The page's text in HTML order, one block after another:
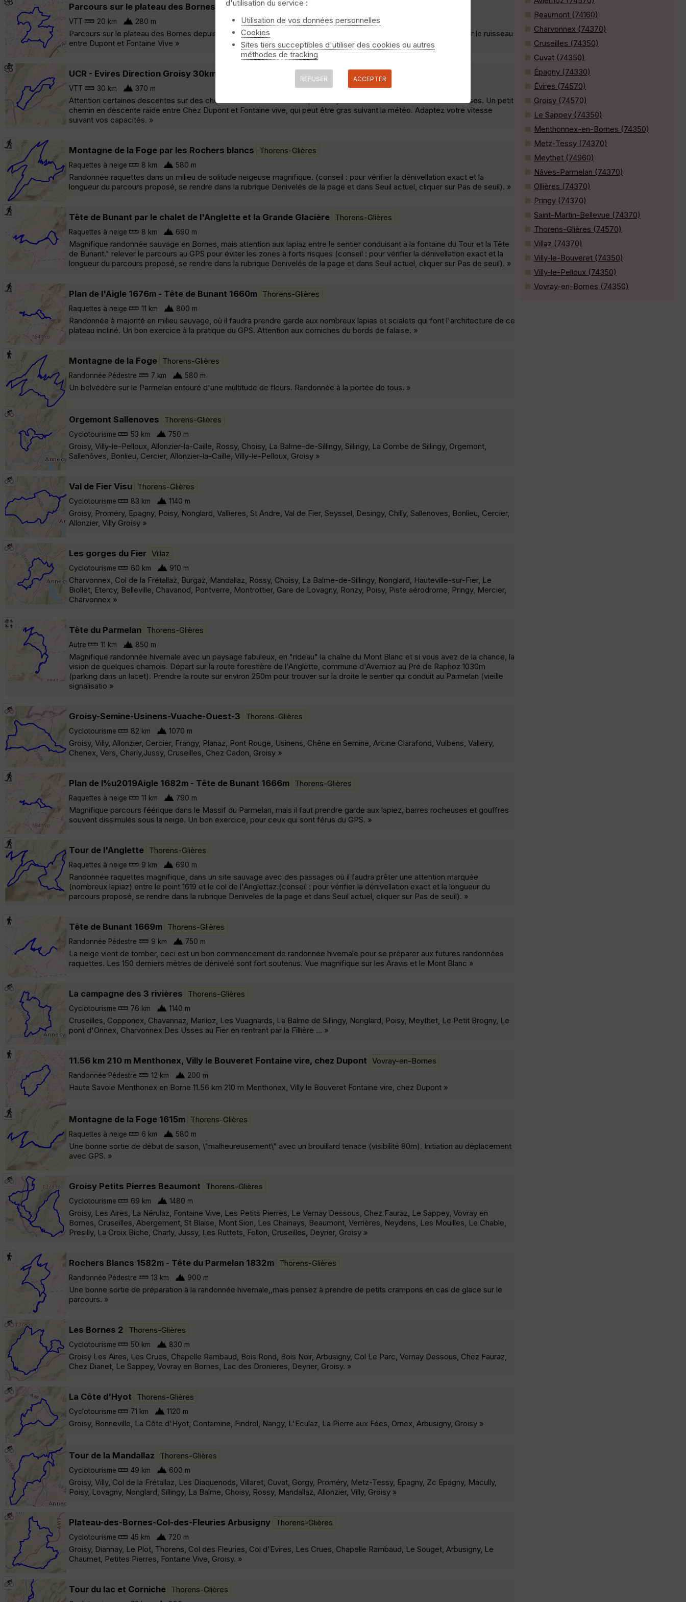
Parcours sur le plateau des Bornes depuis Evires Thorens-Glières
VTT 20 km 280 m
Parcours sur le plateau des Bornes depuis Evires. Assez roulant dans l%u2019ensemble. Une descente délicate sur le ruisseau
entre Dupont et Fontaine Vive »
UCR - Evires Direction Groisy 30km 400 D+
VTT 30 km 370 m
Attention certaines descentes sur des chemins 4x4 sont cassants après Villy le bouveret en descendant sur les Uses. Un petit
chemin en descente raide entre Chez Dupont et Fontaine vive, qui peut être gras suivant la météo. Adaptez votre vitesse
suivant vos capacités. »
Montagne de la Foge par les Rochers blancs Thorens-Glières
Raquettes à neige 8 km 580 m
Randonnée raquettes dans un milieu de solitude neigeuse magnifique. (conseil : pour vérifier la dénivellation exact et la
longueur du parcours proposé, se rendre dans la rubrique Denivelés de la page et dans Seuil actuel, cliquer sur Pas de seuil). »
Tête de Bunant par le chalet de l'Anglette et la Grande Glacière Thorens-Glières
Raquettes à neige 8 km 690 m
Magnifique randonnée sauvage en Bornes, mais attention aux lapiaz entre le sentier conduisant à la fontaine du Tour et la Tête
de Bunant." relever le parcours au GPS pour éviter les zones à forts risques (conseil : pour vérifier la dénivellation exact et la
longueur du parcours proposé, se rendre dans la rubrique Denivelés de la page et dans Seuil actuel, cliquer sur Pas de seuil). »
Plan de l'Aigle 1676m - Tête de Bunant 1660m Thorens-Glières
Raquettes à neige 11 km 800 m
Randonnée à majorité en milieu sauvage, où il faudra prendre garde aux nombreux lapias et scialets qui font l'architecture de ce
plateau incliné. Un bon exercice à la pratique du GPS. Attention aux corniches du bords de falaise. »
Montagne de la Foge Thorens-Glières
Randonnée Pédestre 7 km 580 m
Un belvédère sur le Parmelan entouré d'une multitude de fleurs. Randonnée à la portée de tous. »
Orgemont Sallenoves Thorens-Glières
Cyclotourisme 53 km 750 m
Groisy, Villy-le-Pelloux, Allonzier-la-Caille, Rossy, Choisy, La Balme-de-Sillingy, Sillingy, La Combe de Sillingy, Orgemont,
Sallenôves, Bonlieu, Cercier, Allonzier-la-Caille, Villy-le-Pelloux, Groisy »
Val de Fier Visu Thorens-Glières
Cyclotourisme 83 km 1140 m
Groisy, Proméry, Epagny, Poisy, Nonglard, Vallieres, St Andre, Val de Fier, Seyssel, Desingy, Chilly, Sallenoves, Bonlieu, Cercier,
Allonzier, Villy Groisy »
Les gorges du Fier Villaz
Cyclotourisme 60 km 910 m
Charvonnex, Col de la Frétallaz, Burgaz, Mandallaz, Rossy, Choisy, La Balme-de-Sillingy, Nonglard, Hauteville-sur-Fier, Le
Biollet, Etercy, Belleville, Chavanod, Pontverre, Montrottier, Gare de Lovagny, Ronzy, Poisy, Piste aérodrome, Pringy, Mercier,
Charvonnex »
Tête du Parmelan Thorens-Glières
Autre 11 km 850 m
Magnifique randonnée hivernale avec un paysage fabuleux, en "rideau" la chaîne du Mont Blanc et si vous avez de la chance, la
vision de quelques chamois. Départ sur la route forestière de l'Anglette, commune d'Avernioz au Pré de Raphoz 1030m
(parking dans un lacet). Prendre la route sur environ 250m pour trouver sur la droite le sentier qui conduit au Parmelan (vieille
signalisatio »
Groisy-Semine-Usinens-Vuache-Ouest-3 Thorens-Glières
Cyclotourisme 82 km 1070 m
Groisy, Villy, Allonzier, Cercier, Frangy, Planaz, Pont Rouge, Usinens, Chêne en Semine, Arcine Clarafond, Vulbens, Valleiry,
Chenex, Vers, Charly,Jussy, Cruseilles, Chez Cadon, Groisy »
Plan de l%u2019Aigle 1682m - Tête de Bunant 1666m Thorens-Glières
Raquettes à neige 11 km 790 m
Magnifique parcours féérique dans le Massif du Parmelan, mais il faut prendre garde aux lapiez, barres rocheuses et gouffres
souvent dissimulés sous la neige. Un bon exercice, pour ceux qui sont férus du GPS. »
Tour de l'Anglette Thorens-Glières
Raquettes à neige 9 km 690 m
Randonnée raquettes magnifique, dans un site sauvage avec des passages où il faudra prêter une attention marquée
(nombreux lapiaz) entre le point 1619 et le col de l'Anglettaz.(conseil : pour vérifier la dénivellation exact et la longueur du
parcours proposé, se rendre dans la rubrique Denivelés de la page et dans Seuil actuel, cliquer sur Pas de seuil). »
Tête de Bunant 1669m Thorens-Glières
Randonnée Pédestre 9 km 750 m
La neige vient de tomber, ceci est un bon commencement de randonnée hivernale pour se préparer aux futures randonnées
raquettes. Les 150 derniers mètres de dénivelé sont fort soutenus. Vue magnifique sur les Aravis et le Mont Blanc »
La campagne des 3 rivières Thorens-Glières
Cyclotourisme 76 km 1140 m
Cruseilles, Copponex, Chavannaz, Marlioz, Les Vuagnards, La Balme de Sillingy, Nonglard, Poisy, Meythet, Le Petit Brogny, Le
pont d'Onnex, Charvonnex Des Usses au Fier en rentrant par la Fillière ... »
11.56 km 210 m Menthonex, Villy le Bouveret Fontaine vire, chez Dupont Vovray-en-Bornes
Randonnée Pédestre 12 km 200 m
Haute Savoie Menthonex en Borne 11.56 km 210 m Menthonex, Villy le Bouveret Fontaine vire, chez Dupont »
Montagne de la Foge 1615m Thorens-Glières
Raquettes à neige 6 km 580 m
Une bonne sortie de début de saison, \"malheureusement\" avec un brouillard tenace (visibilité 80m). Initiation au déplacement
avec GPS. »
Groisy Petits Pierres Beaumont Thorens-Glières
Cyclotourisme 69 km 1480 m
Groisy, Les Aires, La Nérulaz, Fontaine Vive, Les Petits Pierres, Le Vernay Dessous, Chez Fauraz, Le Sappey, Vovray en
Bornes, Cruseilles, Abergement, St Blaise, Mont Sion, Les Chainays, Beaumont, Verrières, Neydens, Les Mouilles, Le Chable,
Presilly, La Croix Biche, Charly, Jussy, Les Ruttets, Follon, Cruseilles, Deyrier, Groisy »
Rochers Blancs 1582m - Tête du Parmelan 1832m Thorens-Glières
Randonnée Pédestre 13 km 900 m
Une bonne sortie de préparation à la randonnée hivernale,,mais pensez à prendre de petits crampons en cas de glace sur le
parcours. »
Les Bornes 2 Thorens-Glières
Cyclotourisme 50 km 830 m
Groisy Les Aires, Les Crues, Chapelle Rambaud, Bois Rond, Bois Noir, Arbusigny, Col Le Parc, Vernay Dessous, Chez Fauraz,
Chez Dianet, Le Sappey, Vovray en Bornes, Lac des Dronieres, Deyrier, Groisy. »
La Côte d'Hyot Thorens-Glières
Cyclotourisme 71 km 1120 m
Groisy, Bonneville, La Côte d'Hyot, Contamine, Findrol, Nangy, L'Eculaz, La Pierre aux Fées, Ornex, Arbusigny, Groisy »
Tour de la Mandallaz Thorens-Glières
Cyclotourisme 49 km 600 m
Groisy, Villy, Col de la Frétallaz, Les Diaquenods, Villaret, Cuvat, Gorgy, Proméry, Metz-Tessy, Epagny, Zc Epagny, Macully,
Poisy, Lovagny, Nonglard, Sillingy, La Balme, Choisy, Rossy, Mandallaz, Allonzier, Villy, Groisy »
Plateau-des-Bornes-Col-des-Fleuries Arbusigny Thorens-Glières
Cyclotourisme 45 km 720 m
Groisy, Diannay, Le Plot, Thorens, Col des Fleuries, Col d'Evires, Les Crues, Chapelle Rambaud, Le Souget, Arbusigny, Le
Chaumet, Petites Pierres, Fontaine Vive, Groisy. »
Tour du lac et Corniche Thorens-Glières
Beaumont (74160)
Charvonnex (74370)
Cruseilles (74350)
Cuvat (74350)
Épagny (74330)
Évires (74570)
Groisy (74570)
Le Sappey (74350)
Menthonnex-en-Bornes (74350)
Metz-Tessy (74370)
Meythet (74960)
Nâves-Parmelan (74370)
Ollières (74370)
Pringy (74370)
Saint-Martin-Bellevue (74370)
Thorens-Glières (74570)
Villaz (74370)
Villy-le-Bouveret (74350)
Villy-le-Pelloux (74350)
Vovray-en-Bornes (74350)
d'utilisation du service :
Utilisation de vos données personnelles
Cookies
Sites tiers succeptibles d'utiliser des cookies ou autres
méthodes de tracking
REFUSER ACCEPTER